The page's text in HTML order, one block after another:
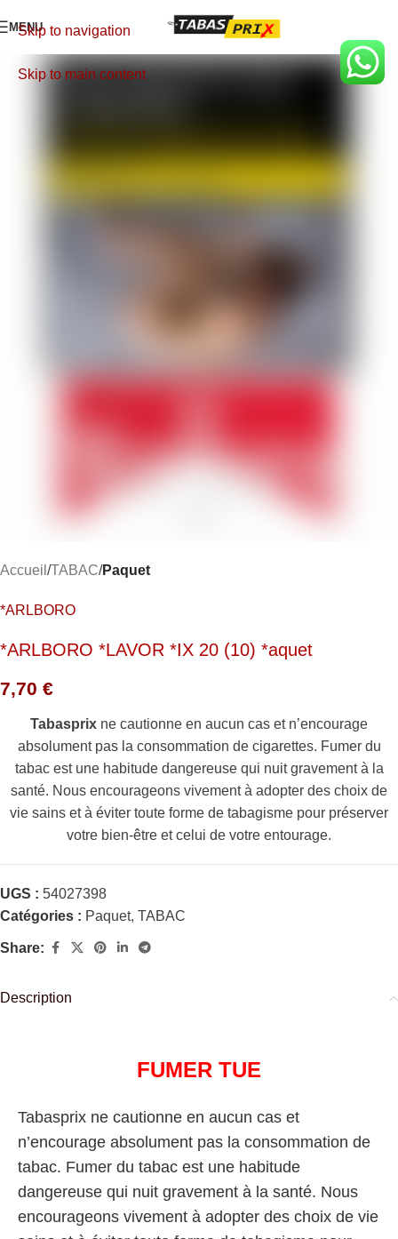
Skip to navigation
Skip to main content
MENU
Accueil TABAC Paquet
*ARLBORO
*ARLBORO *LAVOR *IX 20 (10) *aquet
7,70 €
Tabasprix ne cautionne en aucun cas et n’encourage
absolument pas la consommation de cigarettes. Fumer du
tabac est une habitude dangereuse qui nuit gravement à la
santé. Nous encourageons vivement à adopter des choix de
vie sains et à éviter toute forme de tabagisme pour préserver
votre bien-être et celui de votre entourage.
UGS : 54027398
Catégories : Paquet, TABAC
Share:
Description
FUMER TUE
Tabasprix ne cautionne en aucun cas et
n’encourage absolument pas la consommation de
tabac. Fumer du tabac est une habitude
dangereuse qui nuit gravement à la santé. Nous
encourageons vivement à adopter des choix de vie